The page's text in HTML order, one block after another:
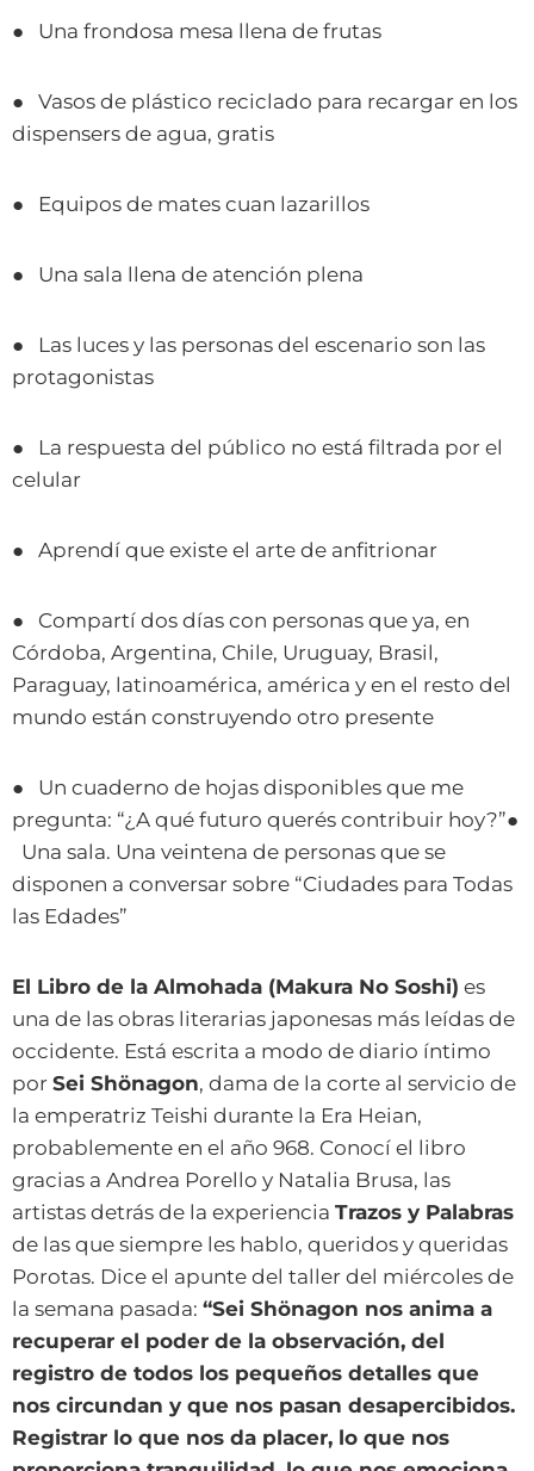
● Una frondosa mesa llena de frutas
● Vasos de plástico reciclado para recargar en los
dispensers de agua, gratis
● Equipos de mates cuan lazarillos
● Una sala llena de atención plena
● Las luces y las personas del escenario son las
protagonistas
● La respuesta del público no está filtrada por el
celular
● Aprendí que existe el arte de anfitrionar
● Compartí dos días con personas que ya, en
Córdoba, Argentina, Chile, Uruguay, Brasil,
Paraguay, latinoamérica, américa y en el resto del
mundo están construyendo otro presente
● Un cuaderno de hojas disponibles que me
pregunta: “¿A qué futuro querés contribuir hoy?”●
Una sala. Una veintena de personas que se
disponen a conversar sobre “Ciudades para Todas
las Edades”
El Libro de la Almohada (Makura No Soshi) es
una de las obras literarias japonesas más leídas de
occidente. Está escrita a modo de diario íntimo
por Sei Shönagon, dama de la corte al servicio de
la emperatriz Teishi durante la Era Heian,
probablemente en el año 968. Conocí el libro
gracias a Andrea Porello y Natalia Brusa, las
artistas detrás de la experiencia Trazos y Palabras
de las que siempre les hablo, queridos y queridas
Porotas. Dice el apunte del taller del miércoles de
la semana pasada: “Sei Shönagon nos anima a
recuperar el poder de la observación, del
registro de todos los pequeños detalles que
nos circundan y que nos pasan desapercibidos.
Registrar lo que nos da placer, lo que nos